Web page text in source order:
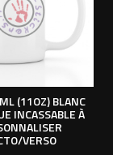
(11OZ) BLANC
INCASSABLE À
VERSO